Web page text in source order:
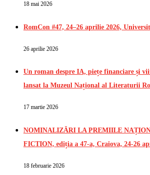
18 mai 2026
RomCon #47, 24–26 aprilie 2026,
26 aprilie 2026
Un roman despre IA, piețe financiare și
lansat la Muzeul Național al Literaturii
17 martie 2026
NOMINALIZĂRI LA PREMIILE
FICTION, ediția a 47-a, Craiova, 24-26
18 februarie 2026